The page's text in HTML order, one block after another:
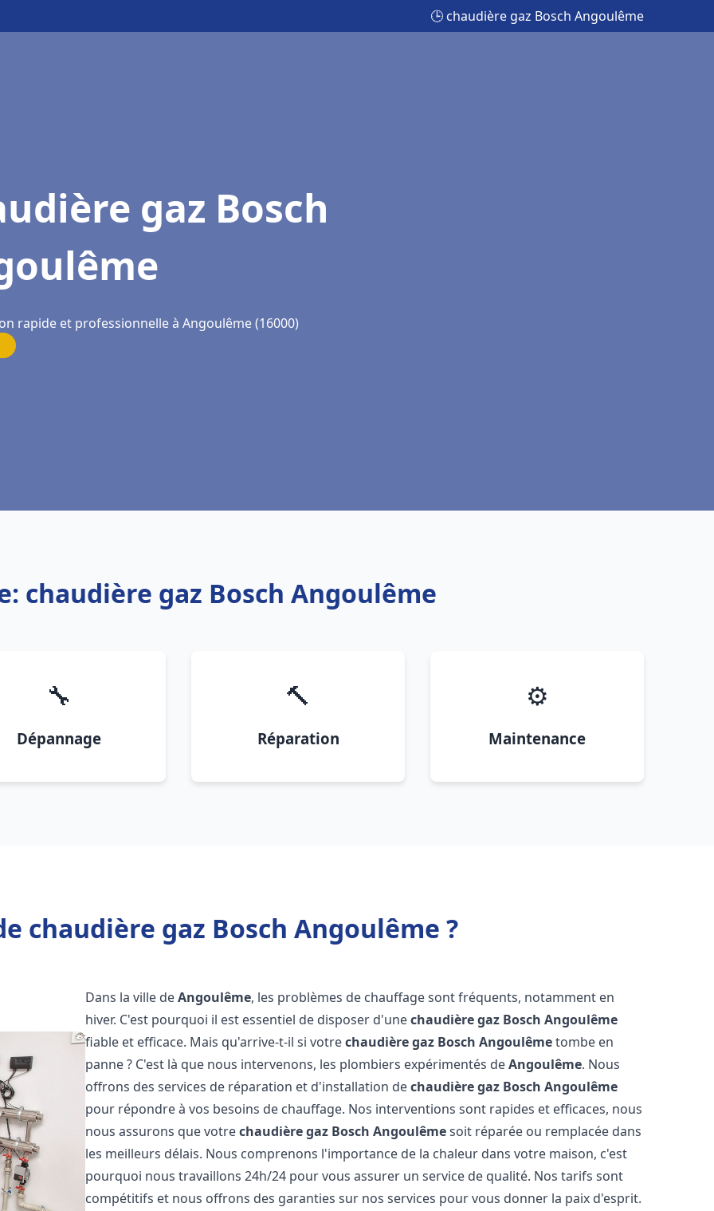
🕒 chaudière gaz Bosch Angoulême
gaz Bosch
rapide et professionnelle à Angoulême (16000)
chaudière gaz Bosch Angoulême
🔧
Dépannage
🔨
Réparation
⚙️
Maintenance
chaudière gaz Bosch Angoulême ?
Dans la ville deAngoulême, les problèmes de chauffage sont fréquents, notamment en
hiver. C'est pourquoi il est essentiel de disposer d'unechaudière gaz Bosch Angoulême
fiable et efficace. Mais qu'arrive-t-il si votrechaudière gaz Bosch Angoulêmetombe en
panne ? C'est là que nous intervenons, les plombiers expérimentés deAngoulême. Nous
offrons des services de réparation et d'installation dechaudière gaz Bosch Angoulême
pour répondre à vos besoins de chauffage. Nos interventions sont rapides et efficaces, nous
nous assurons que votrechaudière gaz Bosch Angoulêmesoit réparée ou remplacée dans
les meilleurs délais. Nous comprenons l'importance de la chaleur dans votre maison, c'est
pourquoi nous travaillons 24h/24 pour vous assurer un service de qualité. Nos tarifs sont
compétitifs et nous offrons des garanties sur nos services pour vous donner la paix d'esprit.